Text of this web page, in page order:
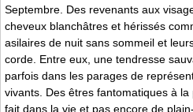
Septembre. Des revenants aux
cheveux blanchâtres et hérissés
asilaires de nuit sans sommeil et
corde. Entre eux, une tendresse
parfois dans les parages de
vivants. Des êtres fantomatiques à
fait dans la vie et pas encore de